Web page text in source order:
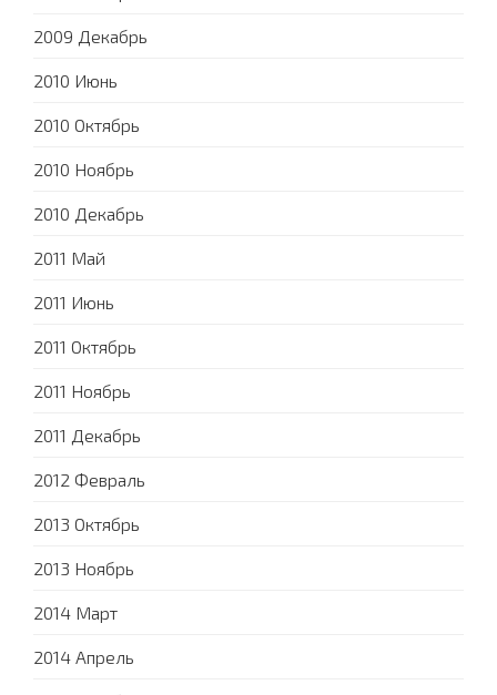
2009 Декабрь
2010 Июнь
2010 Октябрь
2010 Ноябрь
2010 Декабрь
2011 Май
2011 Июнь
2011 Октябрь
2011 Ноябрь
2011 Декабрь
2012 Февраль
2013 Октябрь
2013 Ноябрь
2014 Март
2014 Апрель